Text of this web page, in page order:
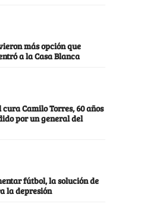
más opción que
a la Casa Blanca
Camilo Torres, 60 años
por un general del
fútbol, la solución de
la depresión